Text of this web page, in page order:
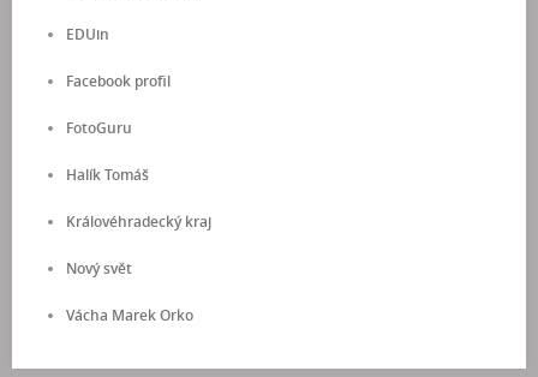
EDUin
Facebook profil
FotoGuru
Halík Tomáš
Královéhradecký kraj
Nový svět
Vácha Marek Orko